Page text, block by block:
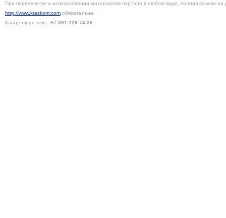
При перепечатке и использовании материалов портала в любом виде, полная ссылка на
http://www.kraskom.com обязательна.
Канцелярия тел.: +7 391 226-74-36